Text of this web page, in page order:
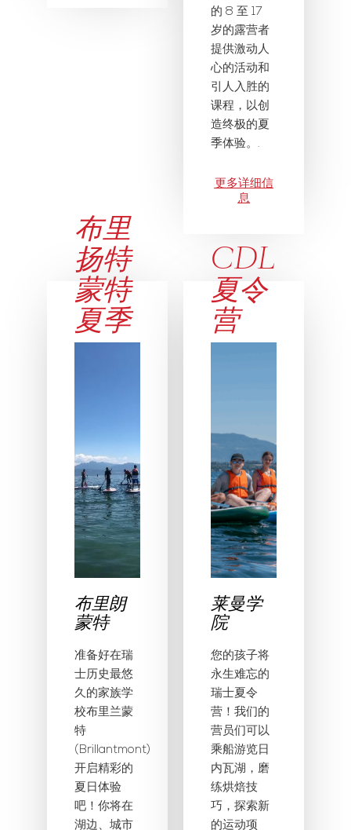
的 8 至 17
岁的露营者
提供激动人
心的活动和
引人入胜的
课程，以创
造终极的夏
季体验。.
更多详细信
息
布里
扬特
蒙特
夏季
布里朗
蒙特
准备好在瑞
士历史最悠
久的家族学
校布里兰蒙
特
(Brillantmont)
开启精彩的
夏日体验
吧！你将在
湖边、城市
CDL
夏令
营
莱曼学
院
您的孩子将
永生难忘的
瑞士夏令
营！我们的
营员们可以
乘船游览日
内瓦湖，磨
练烘焙技
巧，探索新
的运动项